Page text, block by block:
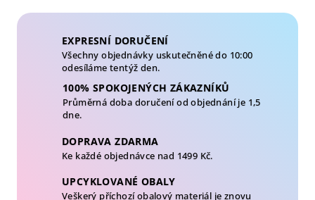
EXPRESNÍ DORUČENÍ
Všechny objednávky uskutečněné do 10:00
odesíláme tentýž den.
100% SPOKOJENÝCH ZÁKAZNÍKŮ
Průměrná doba doručení od objednání je 1,5
dne.
DOPRAVA ZDARMA
Ke každé objednávce nad 1499 Kč.
UPCYKLOVANÉ OBALY
Veškerý příchozí obalový materiál je znovu